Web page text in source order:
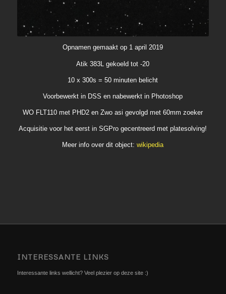
Opnamen gemaakt op 1 april 2019
Atik 383L gekoeld tot -20
10 x 300s = 50 minuten belicht
Voorbewerkt in DSS en nabewerkt in Photoshop
WO FLT110 met PHD2 en Zwo asi gevolgd met 60mm zoeker
Acquisitie voor het eerst in SGPro gecentreerd met platesolving!
Meer info over dit object:wikipedia
INTERESSANTE LINKS
Interessante links wellicht? Veel plezier op deze site :)